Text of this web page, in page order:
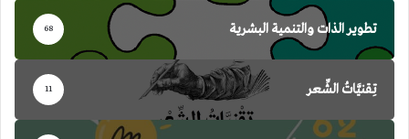
تطوير الذات والتنمية البشرية 68
تِقنيَّاتُ الشِّعر 11